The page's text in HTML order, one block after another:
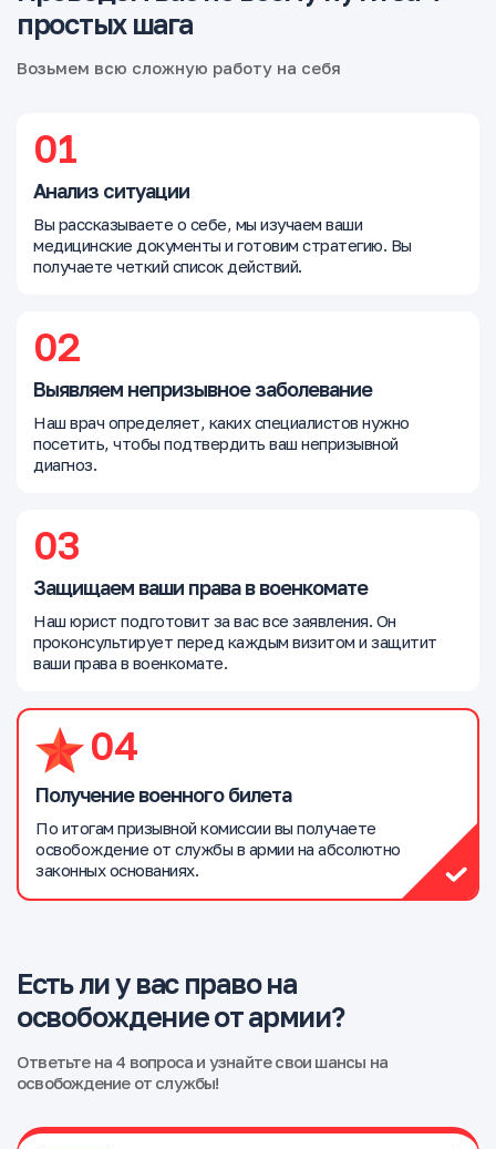
простых шага
Возьмем всю сложную работу на себя
01
Анализ ситуации
Вы рассказываете о себе, мы изучаем ваши
медицинские документы и готовим стратегию. Вы
получаете четкий список действий.
02
Выявляем непризывное заболевание
Наш врач определяет, каких специалистов нужно
посетить, чтобы подтвердить ваш непризывной
диагноз.
03
Защищаем ваши права в военкомате
Наш юрист подготовит за вас все заявления. Он
проконсультирует перед каждым визитом и защитит
ваши права в военкомате.
04
Получение военного билета
По итогам призывной комиссии вы получаете
освобождение от службы в армии на абсолютно
законных основаниях.
Есть ли у вас право на
освобождение от армии?
Ответьте на 4 вопроса и узнайте свои шансы на
освобождение от службы!